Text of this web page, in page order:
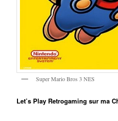
Super Mario Bros 3 NES
Let’s Play Retrogaming sur ma